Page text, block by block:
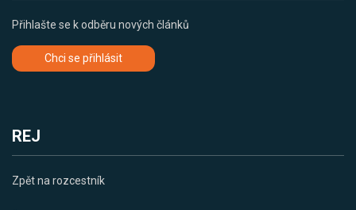
Přihlašte se k odběru nových článků
Chci se přihlásit
REJ
Zpět na rozcestník